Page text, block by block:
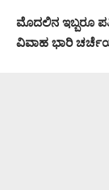
ಮೊದಲಿನ ಇಬ್ಬರೂ
ವಿವಾಹ ಭಾರಿ